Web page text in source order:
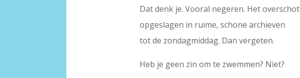
Dat denk je. Vooral negeren. Het overschot
opgeslagen in ruime, schone archieven
tot de zondagmiddag. Dan vergeten.
Heb je geen zin om te zwemmen? Niet?